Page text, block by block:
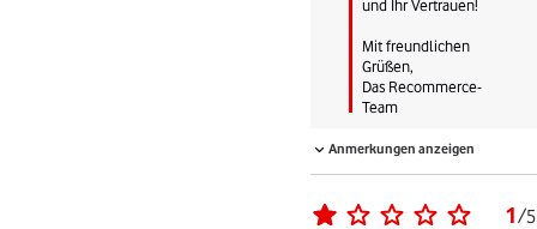
und Ihr Vertrauen!
Mit freundlichen
Grüßen,
Das Recommerce-
Team
Anmerkungen anzeigen
1/5